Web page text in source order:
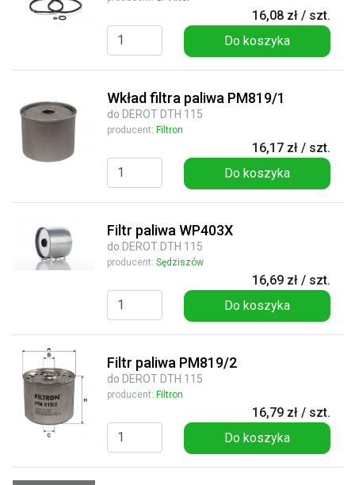
16,08 zł / szt.
Do koszyka
Wkład filtra paliwa PM819/1
do DEROT DTH 115
producent: Filtron
16,17 zł / szt.
Do koszyka
Filtr paliwa WP403X
do DEROT DTH 115
producent: Sędziszów
16,69 zł / szt.
Do koszyka
Filtr paliwa PM819/2
do DEROT DTH 115
producent: Filtron
16,79 zł / szt.
Do koszyka